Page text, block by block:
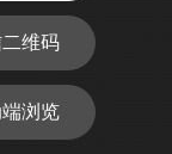
维码
浏览